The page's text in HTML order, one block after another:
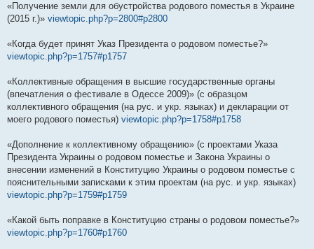
«Получение земли для обустройства родового поместья в Украине
(2015 г.)» viewtopic.php?p=2800#p2800
«Когда будет принят Указ Президента о родовом поместье?»
viewtopic.php?p=1757#p1757
«Коллективные обращения в высшие государственные органы
(впечатления о фестивале в Одессе 2009)» (с образцом
коллективного обращения (на рус. и укр. языках) и декларации от
моего родового поместья) viewtopic.php?p=1758#p1758
«Дополнение к коллективному обращению» (с проектами Указа
Президента Украины о родовом поместье и Закона Украины о
внесении изменений в Конституцию Украины о родовом поместье с
пояснительными записками к этим проектам (на рус. и укр. языках)
viewtopic.php?p=1759#p1759
«Какой быть поправке в Конституцию страны о родовом поместье?»
viewtopic.php?p=1760#p1760